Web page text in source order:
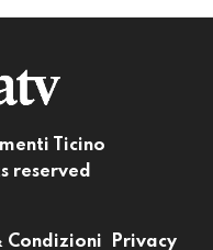
Ticino
reserved
Condizioni Privacy